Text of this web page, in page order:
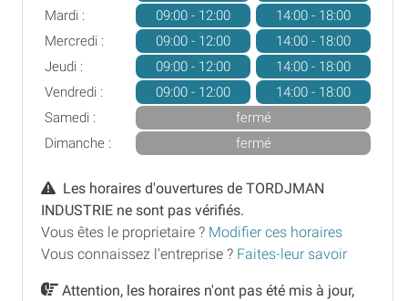
Mardi :
09:00 - 12:00
14:00 - 18:00
Mercredi :
09:00 - 12:00
14:00 - 18:00
Jeudi :
09:00 - 12:00
14:00 - 18:00
Vendredi :
09:00 - 12:00
14:00 - 18:00
Samedi :
fermé
Dimanche :
fermé
Les horaires d'ouvertures de TORDJMAN
INDUSTRIE ne sont pas vérifiés.
Vous êtes le proprietaire ? Modifier ces horaires
Vous connaissez l'entreprise ? Faites-leur savoir
Attention, les horaires n'ont pas été mis à jour,